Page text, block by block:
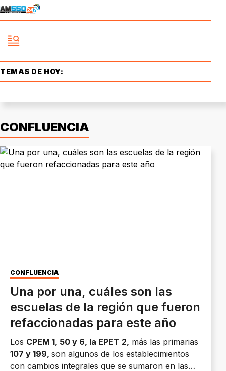
TEMAS DE HOY:
CONFLUENCIA
CONFLUENCIA
Una por una, cuáles son las
escuelas de la región que fueron
refaccionadas para este año
Los CPEM 1, 50 y 6, la EPET 2, más las primarias
107 y 199, son algunos de los establecimientos
con cambios integrales que se sumaron en las